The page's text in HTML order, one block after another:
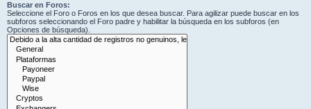
Buscar en Foros:
Seleccione el Foro o Foros en los que desea buscar. Para agilizar puede buscar en los
subforos seleccionando el Foro padre y habilitar la búsqueda en los subforos (en
Opciones de búsqueda).